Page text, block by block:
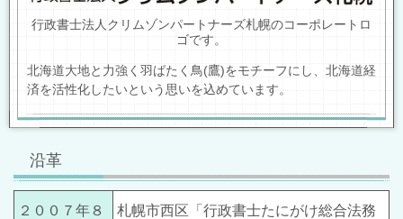
行政書士法人クリムゾンパートナーズ札幌のコーポレートロ
ゴです。
北海道大地と力強く羽ばたく鳥(鷹)をモチーフにし、北海道経
済を活性化したいという思いを込めています。
沿革
２００７年８
札幌市西区「行政書士たにがけ総合法務